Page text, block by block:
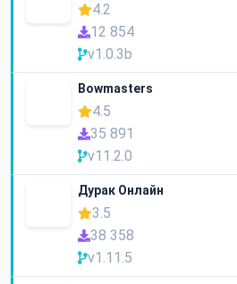
4.2
12 854
v1.0.3b
Bowmasters
4.5
35 891
v11.2.0
Дурак Онлайн
3.5
38 358
v1.11.5